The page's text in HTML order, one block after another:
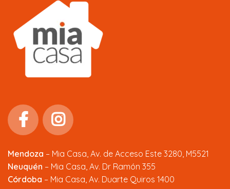
Mendoza – Mia Casa, Av. de Acceso Este 3280, M5521
Neuquén – Mia Casa, Av. Dr Ramón 355
Córdoba – Mia Casa, Av. Duarte Quiros 1400